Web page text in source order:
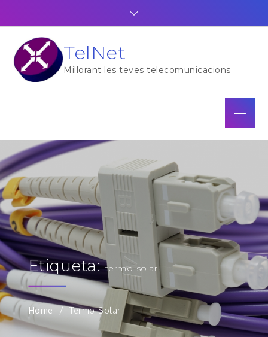
content
TelNet
Millorant les teves telecomunicacions
Menu
Etiqueta:termo-solar
Home Termo-Solar